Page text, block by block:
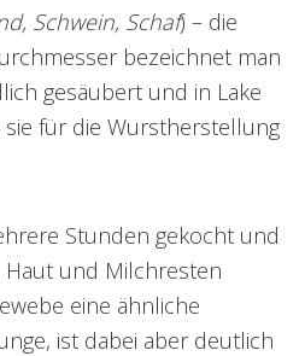
Schwein, Schaf) – die
bezeichnet man
gesäubert und in Lake
für die Wurstherstellung
Stunden gekocht und
Haut und Milchresten
eine ähnliche
ist dabei aber deutlich